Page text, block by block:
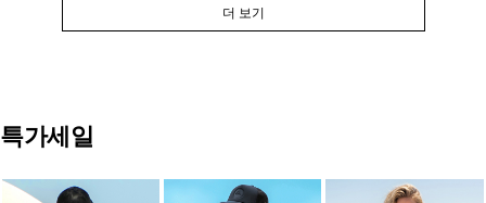
더 보기
특가세일